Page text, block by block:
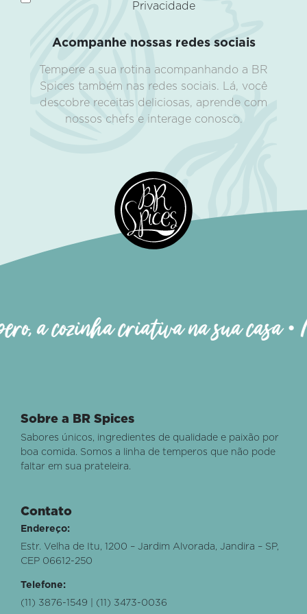
Privacidade
Acompanhe nossas redes sociais
Tempere a sua rotina acompanhando a BR
Spices também nas redes sociais. Lá, você
descobre receitas deliciosas, aprende com
nossos chefs e interage conosco.
a cozinha criativa na sua casa
Sobre a BR Spices
Sabores únicos, ingredientes de qualidade e paixão por
boa comida. Somos a linha de temperos que não pode
faltar em sua prateleira.
Contato
Endereço:
Estr. Velha de Itu, 1200 – Jardim Alvorada, Jandira – SP,
CEP 06612-250
Telefone:
(11) 3876-1549 | (11) 3473-0036